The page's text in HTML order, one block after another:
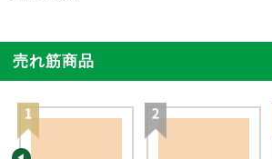
売れ筋商品